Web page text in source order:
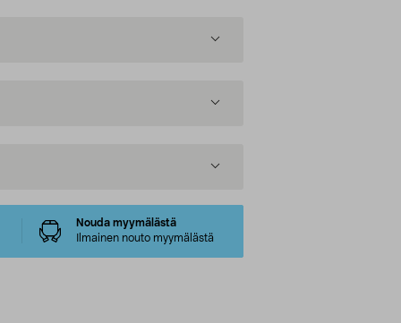
Nouda myymälästä
Ilmainen nouto myymälästä